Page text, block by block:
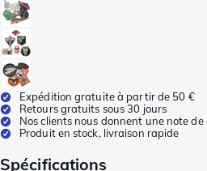
Expédition gratuite à partir de 50 €
Retours gratuits sous 30 jours
Nos clients nous donnent une note de
Produit en stock, livraison rapide
Spécifications